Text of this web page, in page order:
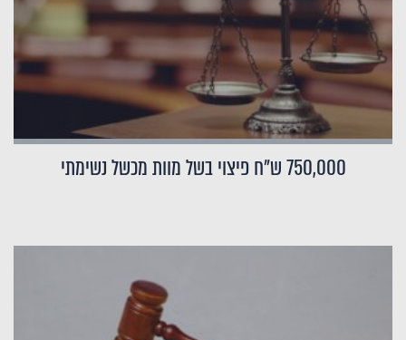
750,000 ש"ח פיצוי בשל מוות מכשל נשימתי